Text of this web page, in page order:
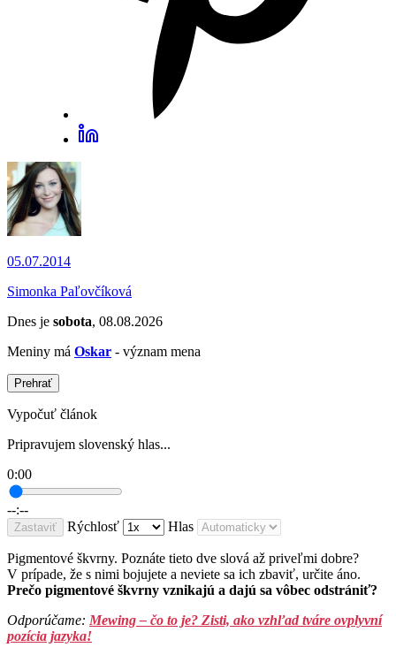
05.07.2014
Simonka Paľovčíková
Dnes je sobota, 08.08.2026
Meniny má Oskar - význam mena
Prehrať
Vypočuť článok
Pripravujem slovenský hlas...
0:00
--:--
Zastaviť Rýchlosť Hlas
Pigmentové škvrny. Poznáte tieto dve slová až priveľmi dobre?
V prípade, že s nimi bojujete a neviete sa ich zbaviť, určite áno.
Prečo pigmentové škvrny vznikajú a dajú sa vôbec odstrániť?
Odporúčame: Mewing – čo to je? Zisti, ako vzhľad tváre ovplyvní
pozícia jazyka!